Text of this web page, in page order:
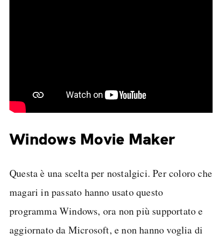
Windows Movie Maker
Questa è una scelta per nostalgici. Per coloro che
magari in passato hanno usato questo
programma Windows, ora non più supportato e
aggiornato da Microsoft, e non hanno voglia di